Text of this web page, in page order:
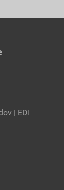
| EDI